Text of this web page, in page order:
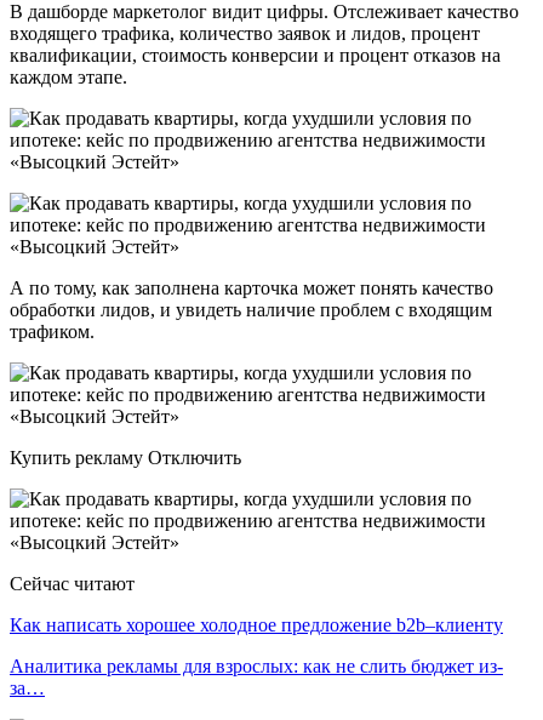
В дашборде маркетолог видит цифры. Отслеживает качество
входящего трафика, количество заявок и лидов, процент
квалификации, стоимость конверсии и процент отказов на
каждом этапе.
А по тому, как заполнена карточка может понять качество
обработки лидов, и увидеть наличие проблем с входящим
трафиком.
Купить рекламу Отключить
Сейчас читают
Как написать хорошее холодное предложение b2b–клиенту
Аналитика рекламы для взрослых: как не слить бюджет из-
за…